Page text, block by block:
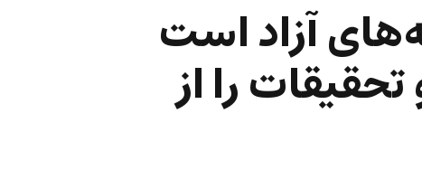
آزاد است
را از